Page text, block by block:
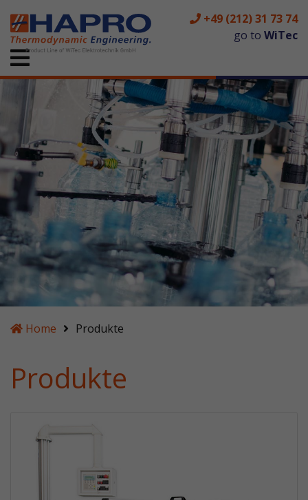
+49 (212) 31 73 74
go to WiTec
Home Produkte
Produkte